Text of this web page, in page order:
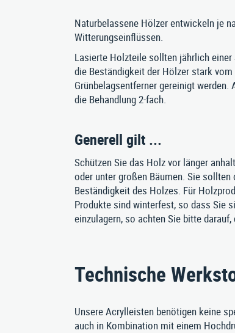
Nusser Stadtmöbel GmbH & Co. KG
Naturbelassene Hölzer entwickeln je
Witterungseinflüssen.
Lasierte Holzteile sollten jährlich
die Beständigkeit der Hölzer stark
Grünbelagsentferner gereinigt
die Behandlung 2-fach.
Generell gilt ...
Schützen Sie das Holz vor länger
oder unter großen Bäumen. Sie
Beständigkeit des Holzes. Für
Produkte sind winterfest, so dass Sie
einzulagern, so achten Sie bitte
Technische
Unsere Acrylleisten benötigen keine
auch in Kombination mit einem